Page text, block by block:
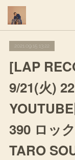
2021.09.15 13:22
[LAP
9/21(火)
390 ロッ
TARO